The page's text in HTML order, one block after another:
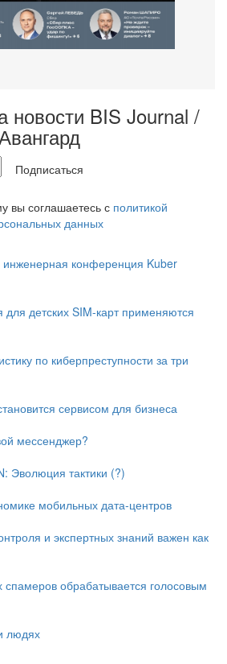
новости BIS Journal /
Подписаться
вы соглашаетесь с политикой
данных
конференция Kuber
детских SIM-карт применяются
по киберпреступности за три
сервисом для бизнеса
мессенджер?
Эволюция тактики (?)
мобильных дата-центров
и экспертных знаний важен как
обрабатывается голосовым
людях